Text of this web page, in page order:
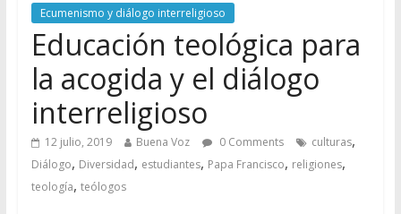
Ecumenismo y diálogo interreligioso
Educación teológica para
la acogida y el diálogo
interreligioso
12 julio, 2019 Buena Voz 0 Comments culturas,
Diálogo, Diversidad, estudiantes, Papa Francisco, religiones,
teología, teólogos